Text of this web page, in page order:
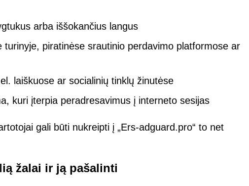
arba iššokančius langus
piratinėse srautinio perdavimo platformose ar
laiškuose ar socialinių tinklų žinutėse
kuri įterpia peradresavimus į interneto sesijas
gali būti nukreipti į „Ers-adguard.pro“ to net
žalai ir ją pašalinti